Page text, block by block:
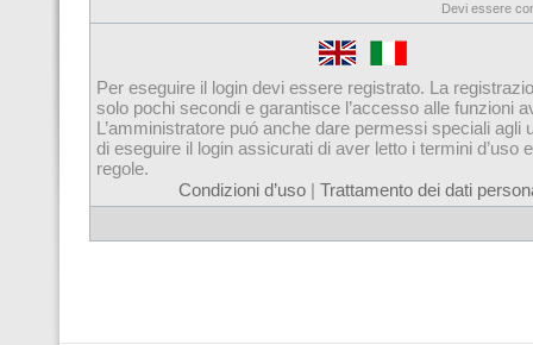
Devi essere
Per eseguire il login devi essere registrato. La
solo pochi secondi e garantisce l’accesso alle funzioni
L’amministratore puó anche dare permessi speciali agli
di eseguire il login assicurati di aver letto i termini d’uso
regole.
Condizioni d’uso | Trattamento dei dati